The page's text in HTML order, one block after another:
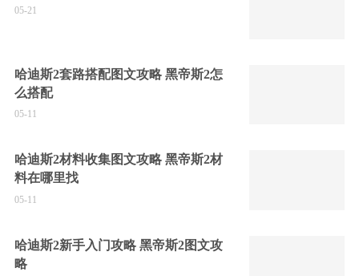
05-21
哈迪斯2套路搭配图文攻略 黑帝斯2怎
么搭配
05-11
哈迪斯2材料收集图文攻略 黑帝斯2材
料在哪里找
05-11
哈迪斯2新手入门攻略 黑帝斯2图文攻
略